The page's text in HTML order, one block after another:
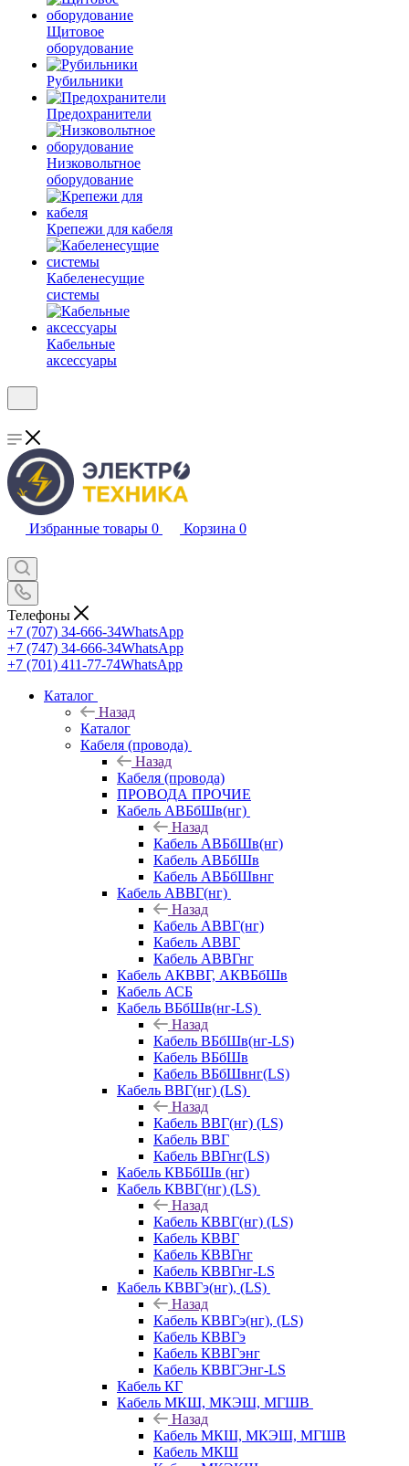
Щитовое
оборудование
Рубильники
Предохранители
Низковольтное
оборудование
Крепежи для кабеля
Кабеленесущие
системы
Кабельные
аксессуары
Избранные товары 0 Корзина 0
Телефоны
+7 (707) 34-666-34WhatsApp
+7 (747) 34-666-34WhatsApp
+7 (701) 411-77-74WhatsApp
Каталог
Назад
Каталог
Кабеля (провода)
Назад
Кабеля (провода)
ПРОВОДА ПРОЧИЕ
Кабель АВБбШв(нг)
Назад
Кабель АВБбШв(нг)
Кабель АВБбШв
Кабель АВБбШвнг
Кабель АВВГ(нг)
Назад
Кабель АВВГ(нг)
Кабель АВВГ
Кабель АВВГнг
Кабель АКВВГ, АКВБбШв
Кабель АСБ
Кабель ВБбШв(нг-LS)
Назад
Кабель ВБбШв(нг-LS)
Кабель ВБбШв
Кабель ВБбШвнг(LS)
Кабель ВВГ(нг) (LS)
Назад
Кабель ВВГ(нг) (LS)
Кабель ВВГ
Кабель ВВГнг(LS)
Кабель КВБбШв (нг)
Кабель КВВГ(нг) (LS)
Назад
Кабель КВВГ(нг) (LS)
Кабель КВВГ
Кабель КВВГнг
Кабель КВВГнг-LS
Кабель КВВГэ(нг), (LS)
Назад
Кабель КВВГэ(нг), (LS)
Кабель КВВГэ
Кабель КВВГэнг
Кабель КВВГЭнг-LS
Кабель КГ
Кабель МКШ, МКЭШ, МГШВ
Назад
Кабель МКШ, МКЭШ, МГШВ
Кабель МКШ